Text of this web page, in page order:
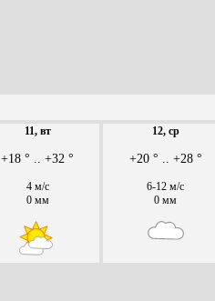
11, вт
+18 ° .. +32 °
4 м/с
0 мм
12, ср
+20 ° .. +28 °
6-12 м/с
0 мм